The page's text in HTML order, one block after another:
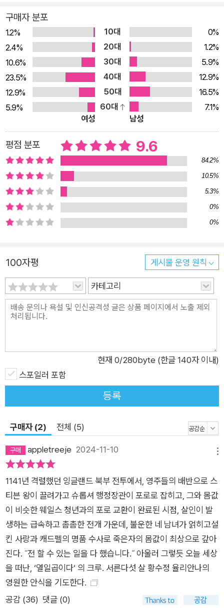
된다. 사건 해결을 주도하는 캐드펠 수사는 완전무결한 순백의 성
직자라기보다는 인간으로서의 고뇌와 갈등을 지닌 인물로 등장
한다. 치밀한 추리력과 과감한 행동력을 발휘하면서도 연민이 가
득한 시선으로 인간 존재의 불완전함을 끌어안으며, 인간의 심리,
선과 악, 정의와 용서의 복잡한 본질을 탐구한다. 이러한 캐드펠
수사의 인간적 면모는 단순한 사건 해결을 넘어 죄와 용서, 정의
와 자비 등 삶의 가치에 대한 근본적인 질문을 던진다. 캐드펠 수
사가 신념과 연민 사이에서 매순간 갈등할 때마다 독자들도 그 고
뇌를 함께 느낄 수밖에 없다. 캐드펠 수사 시리즈가 인문학적 성
찰까지 아우르는 역사추리소설의 원형이자 ‘지적 미스터리’ 고전
으로 자리매김되는 것은 이 같은 특성 때문이다. ‘캐드펠 수사 시
리즈’는 미국, 프랑스, 일본 등 22개국에서 번역 소개된 밀리언셀
러로, 영국 BBC에서 드라마화되기도 했다. 장장 18년 동안의 집
필 끝에 1994년에 완성됐으며, 국내에선 1997년에 처음 소개됐
다. 이번에 새롭게 출간되는 개정판은 쉽게 읽히는 문장, 긴박하
트의 묘미를 최대한 살려 편집하였으며, 세련된 디자인으로 역사
추리소설을 사랑하는 독자들을 만족시킬 것이다. 이후 21권까지
순차적으로 출간될 예정이다. 전쟁과 평화, 사랑과 배신의 경계에
서 충성, 복수, 구원을 그린 중세 미스터리 1141년 스티븐 왕과 모
드 황후 간의 왕위 다툼으로 혼란이 극심하던 때, 슈루즈베리 지
귀네드 쪽 청년인 엘리스가 스티븐 왕 측의 포로로 잡힘에 따라,
슈루즈베리 지역에서는 프레스코트와 엘리스를 맞바꾸는 포로
교환 이야기가 구체화된다. 이 교환 작전은 양측 간의 긴장감을
잠시나마 완화시키는 중요한 협상이 될 예정이었다. 슈루즈베리
트와 만나 사랑에 빠진다. 엘리스와 멜리센트의 사랑은 처음부터
서로 적대적인 위치에 놓여 있었기 때문이다. 이 와중에 프레스코
트 행정 장관은 의문의 상황 속에서 죽음을 맞이하고, 시신 주변
의 단서들은 누군가가 그를 의도적으로 살해했음을 암시한다. 프
레스코트의 사망은 협상과 포로 교환을 더욱 어렵게 만들며 지역
내에 큰 파장을 불러일으킨다. 프레스코트 행정 장관의 죽음을 가
장 먼저 발견한 캐드펠 수사는 전쟁과 사랑, 복수와 배신의 미묘
한 경계 속에서 사건의 진실을 추적한다. 그 과정에서 캐드펠 수
사는 프레스코트의 죽음이 전쟁으로 인한 결과가 아니라 복잡한
인간관계 속에서 벌어진 개인적인 감정과 음모의 산물임을 알게
된다. 어느 쪽도 내려놓기 어려운 상황에서 캐드펠 수사는 고뇌를
거듭한다. 벼랑 끝에 내몰려 단 한 번의 죄를 저질렀다고 할 때 과
구매자 분포
1.2% 10대
0%
2.4%
20대
1.2%
10.6%
30대
5.9%
23.5%
40대
12.9%
12.9%
50대
16.5%
5.9%
60대
7.1%
여성
남성
평점 분포 9.6
84.2%
10.5%
5.3%
0%
0%
100자평 게시물 운영 원칙
카테고리
현재 0/280byte (한글 140자 이내)
스포일러 포함
등록
구매자 (2) 전체 (5)
appletreeje 2024-11-10
1141년 격렬했던 잉글랜드 북부 전투에서, 영주들의 배반으로 스
티븐 왕이 끌려가고 슈롭셔 행정장관이 포로로 잡히고, 그와 몸값
이 비슷한 웨일스 청년과의 포로 교환이 완료된 시점, 살인이 발
생하는 급속하고 촘촘한 전개 가운데, 불운한 네 남녀가 얽히고설
킨 사랑과 캐드펠의 명품 수사로 죽은자의 몸값이 최상으로 갚아
진다. ˝전 할 수 있는 일을 다 했습니다.˝ 아울러 그렇듯 오늘 세상
을 떠난, ‘열일곱이다‘ 의 크루. 서른다섯 살 황수정 율리안나의
영원한 안식을 기도한다.
공감 (36) 댓글 (0)